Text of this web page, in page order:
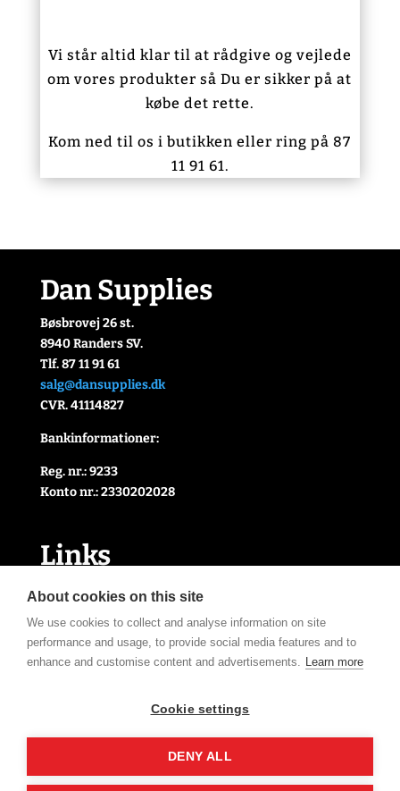
Vi står altid klar til at rådgive og vejlede
om vores produkter så Du er sikker på at
købe det rette.
Kom ned til os i butikken eller ring på 87
11 91 61.
Dan Supplies
Bøsbrovej 26 st.
8940 Randers SV.
Tlf. 87 11 91 61
salg@dansupplies.dk
CVR. 41114827
Bankinformationer:
Reg. nr.: 9233
Konto nr.: 2330202028
Links
Handelsbetingelser
Kontakt Os
Om Os
Åbningstider
Tilmeld nyhedsbrev
About cookies on this site
We use cookies to collect and analyse information on site
performance and usage, to provide social media features and to
enhance and customise content and advertisements. Learn more
Cookie settings
DENY ALL